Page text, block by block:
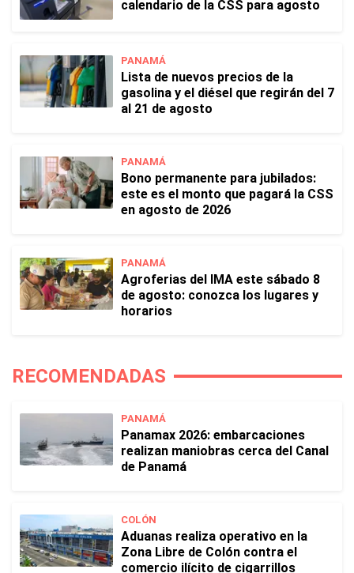
calendario de la CSS para agosto
PANAMÁ
Lista de nuevos precios de la
gasolina y el diésel que regirán del 7
al 21 de agosto
PANAMÁ
Bono permanente para jubilados:
este es el monto que pagará la CSS
en agosto de 2026
PANAMÁ
Agroferias del IMA este sábado 8
de agosto: conozca los lugares y
horarios
RECOMENDADAS
PANAMÁ
Panamax 2026: embarcaciones
realizan maniobras cerca del Canal
de Panamá
COLÓN
Aduanas realiza operativo en la
Zona Libre de Colón contra el
comercio ilícito de cigarrillos